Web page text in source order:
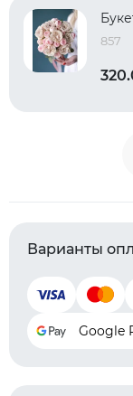
857
Варианты
Google